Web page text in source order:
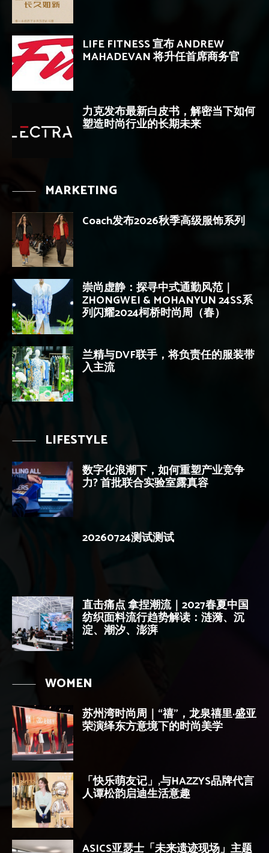
LIFE FITNESS 宣布 ANDREW
MAHADEVAN 将升任首席商务官
力克发布最新白皮书，解密当下如何
塑造时尚行业的长期未来
MARKETING
Coach发布2026秋季高级服饰系列
崇尚虚静：探寻中式通勤风范｜
ZHONGWEI & MOHANYUN 24SS系
列闪耀2024柯桥时尚周（春）
兰精与DVF联手，将负责任的服装带
入主流
LIFESTYLE
数字化浪潮下，如何重塑产业竞争
力? 首批联合实验室露真容
20260724测试测试
直击痛点 拿捏潮流｜2027春夏中国
纺织面料流行趋势解读：涟漪、沉
淀、潮汐、澎湃
WOMEN
苏州湾时尚周｜“禧”，龙泉禧里·盛亚
荣演绎东方意境下的时尚美学
「快乐萌友记」,与HAZZYS品牌代言
人谭松韵启迪生活意趣
ASICS亚瑟士「未来遗迹现场」主题